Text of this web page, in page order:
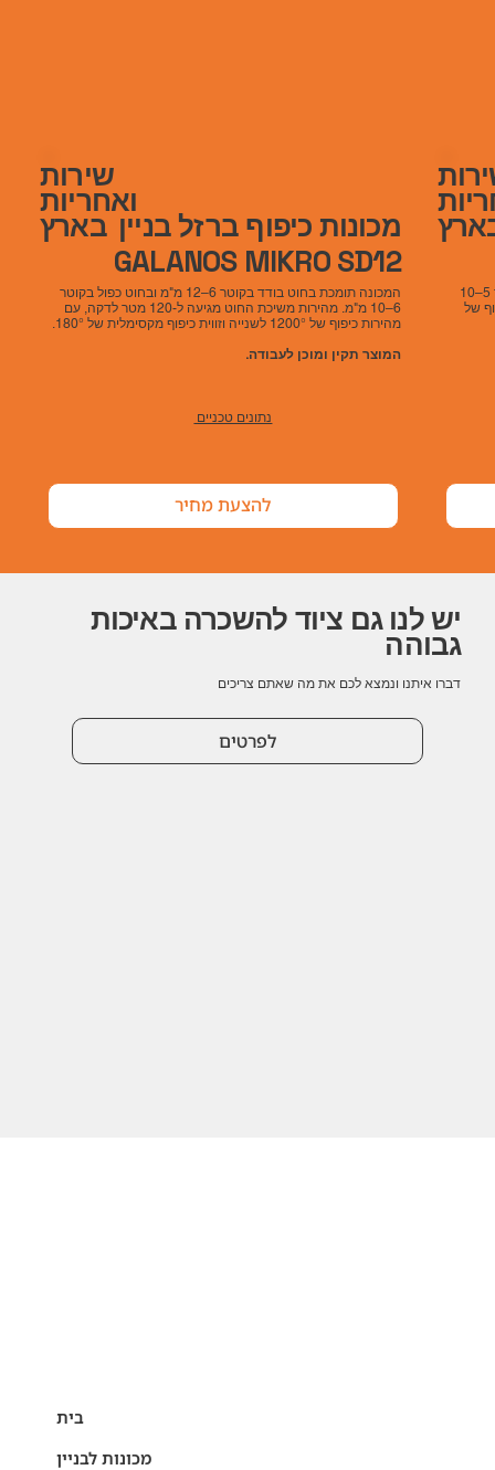
שירות
ואחריות
בארץ מכונות כיפוף ברזל בניין
GALANOS MIKRO SD12
המכונה תומכת בחוט בודד בקוטר 6–12 מ"מ ובחוט כפול בקוטר
6–10 מ"מ. מהירות משיכת החוט מגיעה ל-120 מטר לדקה, עם
מהירות כיפוף של 1200° לשנייה וזווית כיפוף מקסימלית של 180°.
המוצר תקין ומוכן לעבודה.
נתונים טכניים
להצעת מחיר
מתאימה לחוט בודד בקוטר 5–12 מ"מ ולחוט כפול בקוטר 5–10
כיפוף של
יש לנו גם ציוד להשכרה באיכות
גבוהה
דברו איתנו ונמצא לכם את מה שאתם צריכים
לפרטים
בית
מכונות לבניין